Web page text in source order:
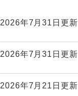
2026年7月31日更新
2026年7月31日更新
2026年7月21日更新